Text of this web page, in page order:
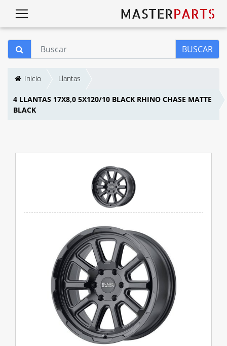
BUSCAR
Inicio Llantas
4 LLANTAS 17X8,0 5X120/10 BLACK RHINO CHASE MATTE
BLACK